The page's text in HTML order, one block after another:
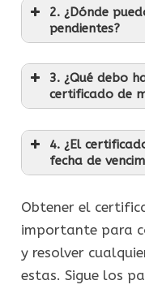
2. ¿Dónde
pendientes?
3. ¿Qué debo
certificado de
4. ¿El
fecha de
Obtener el
importante para
y resolver
estas. Sigue los